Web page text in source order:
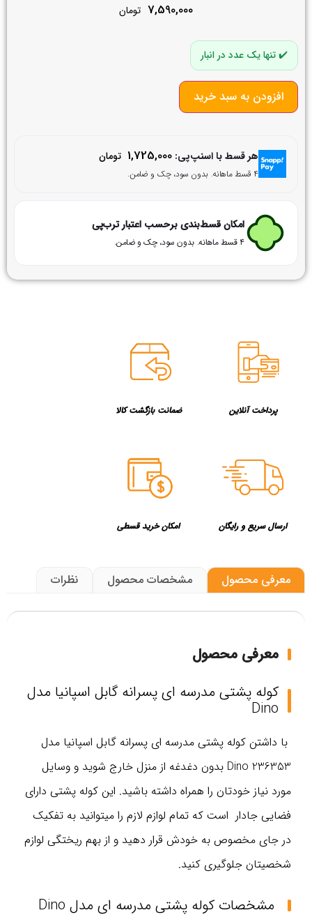
7,590,000 تومان
تنها یک عدد در انبار
افزودن به سبد خرید
هر قسط با اسنپ‌پی: 1,725,000 تومان
۴ قسط ماهانه. بدون سود، چک و ضامن.
امکان قسط‌بندی برحسب اعتبار ترب‌پی
۴ قسط ماهانه. بدون سود، چک و ضامن.
پرداخت آنلاین ضمانت بازگشت کالا
ارسال سریع و رایگان امکان خرید قسطی
معرفی محصول مشخصات محصول نظرات
معرفی محصول
کوله پشتی مدرسه ای پسرانه گابل اسپانیا مدل
Dino
با داشتن کوله پشتی مدرسه ای پسرانه گابل اسپانیا مدل
236353 Dino بدون دغدغه از منزل خارج شوید و وسایل
مورد نیاز خودتان را همراه داشته باشید. این کوله پشتی دارای
فضایی جادار است که تمام لوازم لازم را میتوانید به تفکیک
در جای مخصوص به خودش قرار دهید و از بهم ریختگی لوازم
شخصیتان جلوگیری کنید.
مشخصات کوله پشتی مدرسه ای مدل Dino